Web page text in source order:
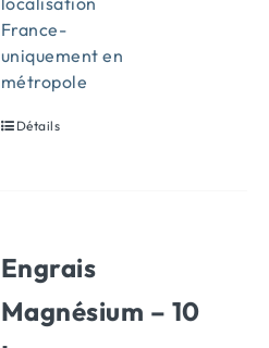
France-
uniquement en
métropole
Détails
Engrais
Magnésium – 10